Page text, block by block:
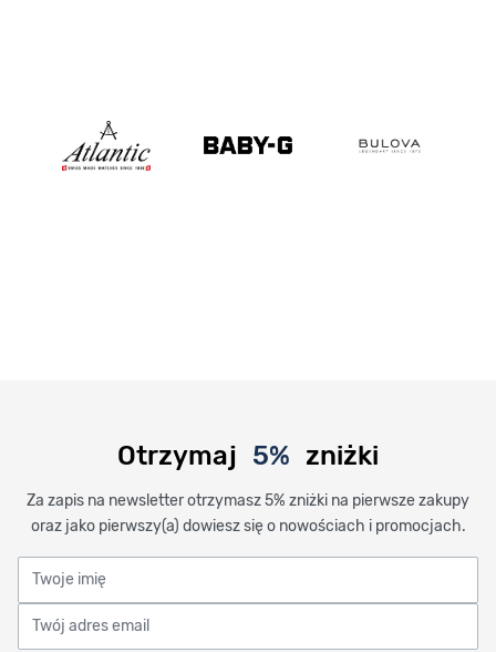
Otrzymaj 5% zniżki
Za zapis na newsletter otrzymasz 5% zniżki na pierwsze zakupy
oraz jako pierwszy(a) dowiesz się o nowościach i promocjach.
Twoje imię
Twój adres email